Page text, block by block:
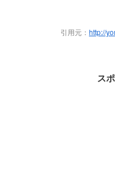
引用元： http://
ス